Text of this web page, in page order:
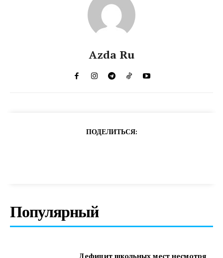
Azda Ru
ПОДЕЛИТЬСЯ:
Популярный
Дефицит школьных мест несмотря